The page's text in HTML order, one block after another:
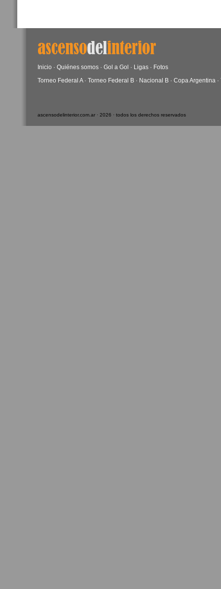
Inicio · Quiénes somos · Gol a Gol · Ligas · Fotos
Torneo Federal A· Torneo Federal B · Nacional B · Copa Argentina ·
ascensodelinterior.com.ar · 2026 · todos los derechos reservados